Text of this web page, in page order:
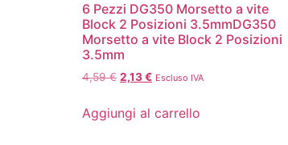
6 Pezzi DG350 Morsetto a vite
Block 2 Posizioni 3.5mmDG350
Morsetto a vite Block 2 Posizioni
3.5mm
4,59€ 2,13€ Escluso IVA
Aggiungi al carrello